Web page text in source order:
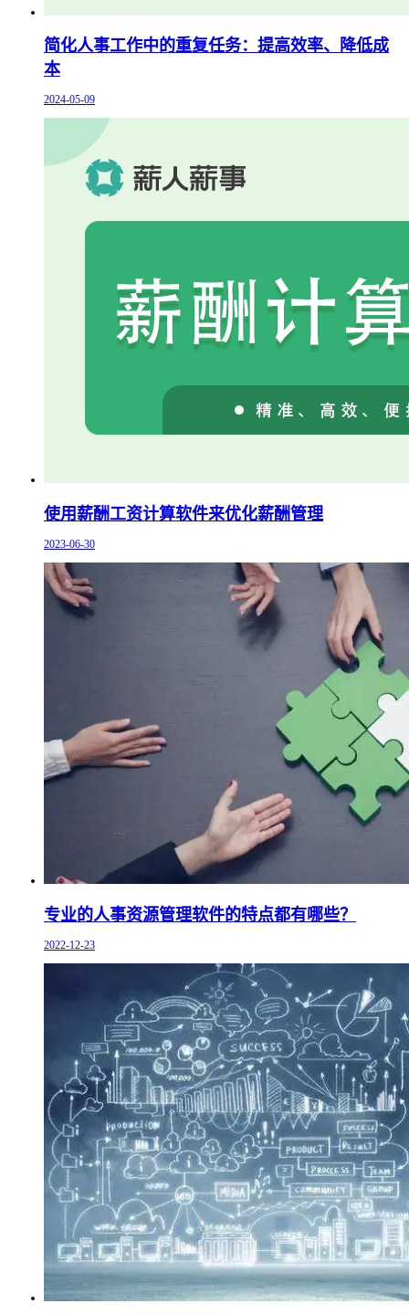
简化人事工作中的重复任务：提高效率、降低成
本
2024-05-09
使用薪酬工资计算软件来优化薪酬管理
2023-06-30
专业的人事资源管理软件的特点都有哪些？
2022-12-23